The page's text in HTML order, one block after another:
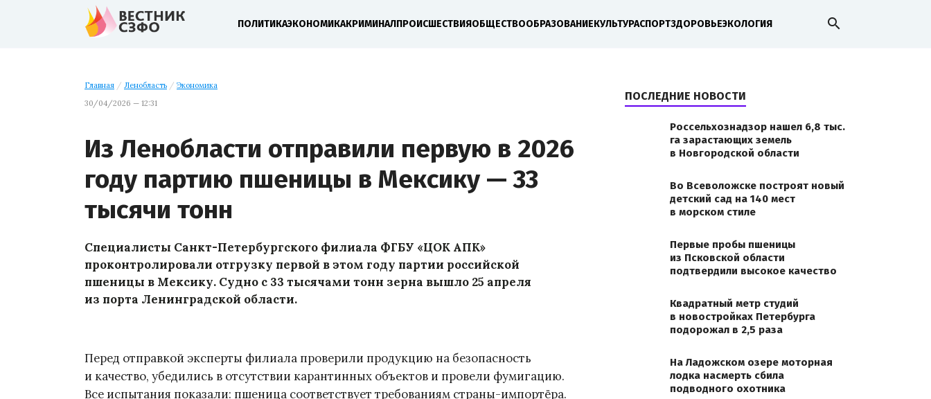
ПОЛИТИКАЭКОНОМИКАКРИМИНАЛПРОИСШЕСТВИЯОБЩЕСТВООБРАЗОВАНИЕКУЛЬТУРАСПОРТЗДОРОВЬЕЭКОЛОГИЯ search
Главная / Ленобласть / Экономика
30/04/2026 — 12:31
Из Ленобласти отправили первую в 2026
году партию пшеницы в Мексику — 33
тысячи тонн
Специалисты Санкт-Петербургского филиала ФГБУ «ЦОК АПК»
проконтролировали отгрузку первой в этом году партии российской
пшеницы в Мексику. Судно с 33 тысячами тонн зерна вышло 25 апреля
из порта Ленинградской области.
Перед отправкой эксперты филиала проверили продукцию на безопасность
и качество, убедились в отсутствии карантинных объектов и провели фумигацию.
Все испытания показали: пшеница соответствует требованиям страны-импортёра.
ПОСЛЕДНИЕ НОВОСТИ
Россельхознадзор нашел 6,8 тыс.
га зарастающих земель
в Новгородской области
Во Всеволожске построят новый
детский сад на 140 мест
в морском стиле
Первые пробы пшеницы
из Псковской области
подтвердили высокое качество
Квадратный метр студий
в новостройках Петербурга
подорожал в 2,5 раза
На Ладожском озере моторная
лодка насмерть сбила
подводного охотника